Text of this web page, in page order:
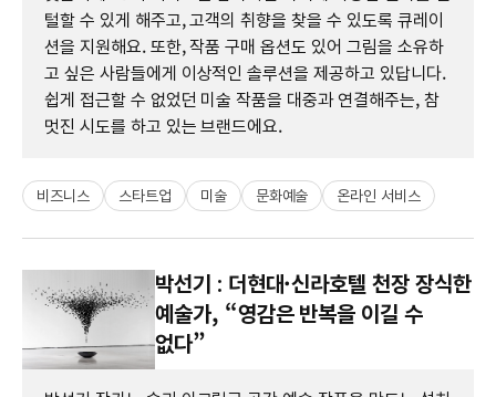
털할 수 있게 해주고, 고객의 취향을 찾을 수 있도록 큐레이
션을 지원해요. 또한, 작품 구매 옵션도 있어 그림을 소유하
고 싶은 사람들에게 이상적인 솔루션을 제공하고 있답니다.
쉽게 접근할 수 없었던 미술 작품을 대중과 연결해주는, 참
멋진 시도를 하고 있는 브랜드에요.
비즈니스 스타트업 미술 문화예술 온라인 서비스
박선기 : 더현대·신라호텔 천장 장식한
예술가, “영감은 반복을 이길 수
없다”